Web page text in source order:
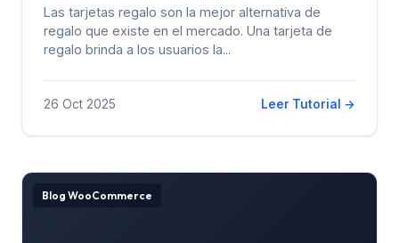
Las tarjetas regalo son la mejor alternativa de
regalo que existe en el mercado. Una tarjeta de
regalo brinda a los usuarios la...
26 Oct 2025 Leer Tutorial →
Blog WooCommerce